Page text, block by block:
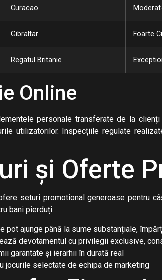
Curacao
Gibraltar Foarte
Regatul Britanie
Online
personale transferate de la
utilizatorilor. Inspecțiile regulate
și Oferte
seturi promotional generoase pentru
bani pierduți.
pot ajunge până la sume substanțiale,
devotamentul cu privilegii exclusive,
garantate și ierarhii în durată real
jocurile selectate de echipa de marketing